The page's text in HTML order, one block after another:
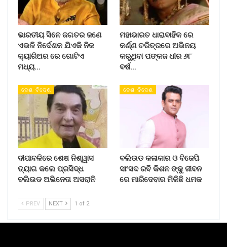
ଭାରତୀୟ ସିନେ ଜଗତର ଜଣେ
ଏଭଳି ନିର୍ଦେଶକ ଯିଏକି ନିଜ
କ୍ୟାରିଅର ରେ ଗୋଟିଏ
ମଧ୍ୟ…
ମହାଭାରତ ଧାରାବାହିକ ରେ
କର୍ଣ୍ଣ ଚରିତ୍ରରେ ଅଭିନୟ
କରୁଥିବା ପଙ୍କଜ ଧୀର ୬୮
ବର୍ଷ…
ଦେଶ- ବିଦେଶ
ଦୀପାବଳିରେ ଶେଷ ନିଶ୍ୱାସ
ତ୍ୟାଗ କଲେ ପ୍ରସିଦ୍ଧ
ବଲିଉଡ ଅଭିନେତା ଅସରାନି
ଦେଶ- ବିଦେଶ
ବଲିଉଡ କଳାକାର ଓ ବିଜେପି
ସାଂସଦ ରବି କିଶନ ଙ୍କୁ ଜୀବନ
ରେ ମାରିଦେବାର ମିଳିଛି ଧମକ
PREV NEXT 1 of 2